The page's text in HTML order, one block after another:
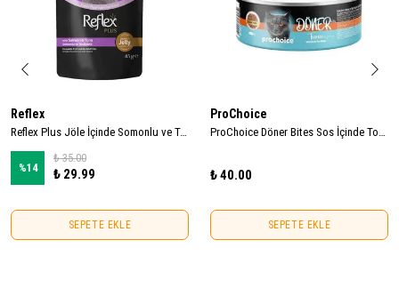
Reflex
Reflex Plus Jöle İçinde Somonlu ve Ton Balıklı Yetişkin Kedi Konservesi 85gr
%14
₺ 35.00
₺ 29.99
SEPETE EKLE
ProChoice
ProChoice Döner Bites Sos İçinde Ton Balıklı Yetişkin Kedi Konservesi 70gr
₺ 40.00
SEPETE EKLE